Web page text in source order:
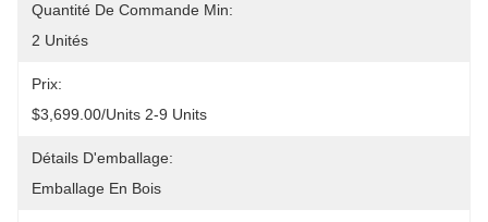
Quantité De Commande Min:
2 Unités
Prix:
$3,699.00/units 2-9 Units
Détails D'emballage:
Emballage En Bois